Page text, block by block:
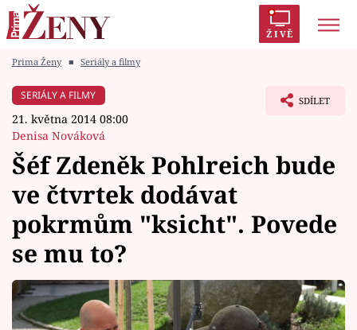
ŽIVĚ
Módní alarm
Témata
Celebrity
Vztahy
Seriály
Prima Ženy ■ Seriály a filmy
SERIÁLY A FILMY
21. května 2014 08:00
Denisa Nováková
SDÍLET
Šéf Zdeněk Pohlreich bude
ve čtvrtek dodávat
pokrmům "ksicht". Povede
se mu to?